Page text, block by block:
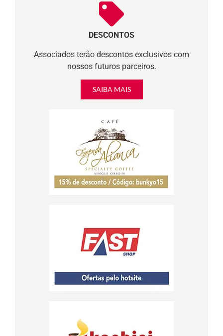
DESCONTOS
Associados terão descontos exclusivos com
nossos futuros parceiros.
SAIBA MAIS